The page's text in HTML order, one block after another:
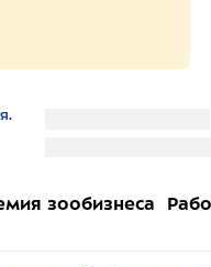
зообизнеса